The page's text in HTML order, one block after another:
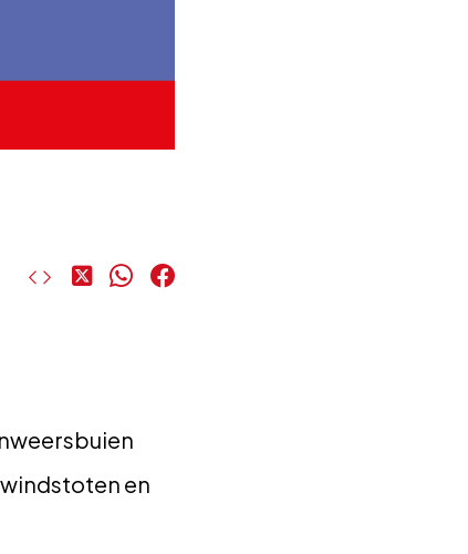
DeelDeel
op
Deel
en